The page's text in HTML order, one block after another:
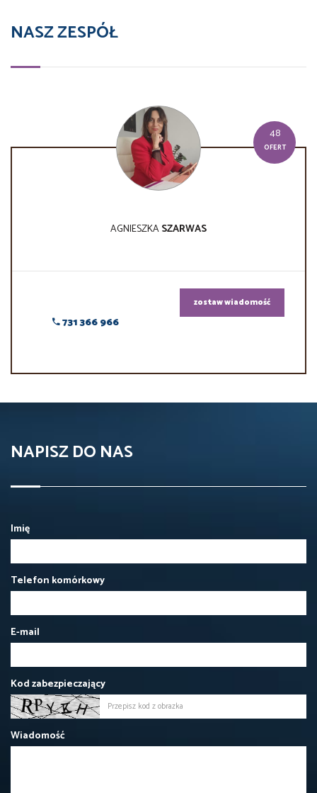
NASZ ZESPÓŁ
48
OFERT
AGNIESZKASZARWAS
731 366 966
zostaw wiadomość
NAPISZ DO NAS
Imię
Telefon komórkowy
E-mail
Kod zabezpieczający
Wiadomość